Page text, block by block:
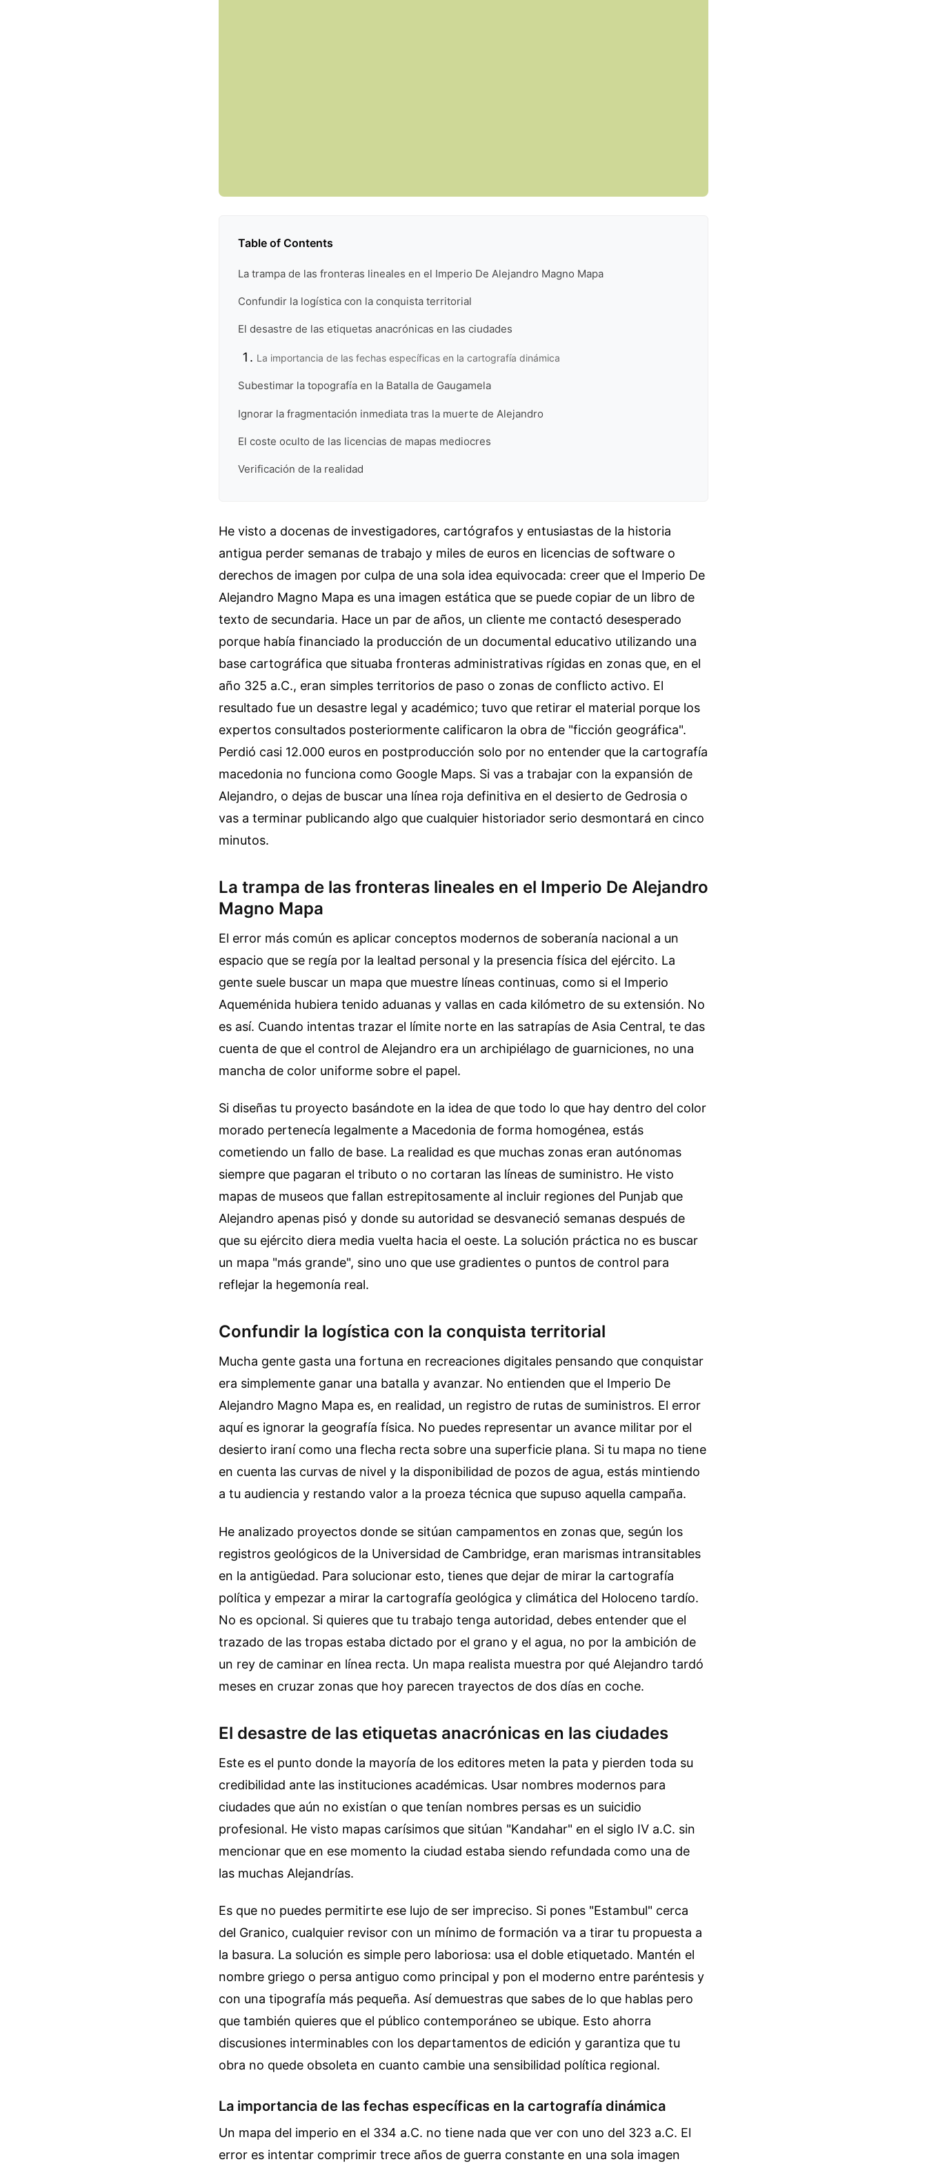
Table of Contents
La trampa de las fronteras lineales en el Imperio De Alejandro Magno Mapa
Confundir la logística con la conquista territorial
El desastre de las etiquetas anacrónicas en las ciudades
La importancia de las fechas específicas en la cartografía dinámica
Subestimar la topografía en la Batalla de Gaugamela
Ignorar la fragmentación inmediata tras la muerte de Alejandro
El coste oculto de las licencias de mapas mediocres
Verificación de la realidad
He visto a docenas de investigadores, cartógrafos y entusiastas de la historia
antigua perder semanas de trabajo y miles de euros en licencias de software o
derechos de imagen por culpa de una sola idea equivocada: creer que el Imperio De
Alejandro Magno Mapa es una imagen estática que se puede copiar de un libro de
texto de secundaria. Hace un par de años, un cliente me contactó desesperado
porque había financiado la producción de un documental educativo utilizando una
base cartográfica que situaba fronteras administrativas rígidas en zonas que, en el
año 325 a.C., eran simples territorios de paso o zonas de conflicto activo. El
resultado fue un desastre legal y académico; tuvo que retirar el material porque los
expertos consultados posteriormente calificaron la obra de "ficción geográfica".
Perdió casi 12.000 euros en postproducción solo por no entender que la cartografía
macedonia no funciona como Google Maps. Si vas a trabajar con la expansión de
Alejandro, o dejas de buscar una línea roja definitiva en el desierto de Gedrosia o
vas a terminar publicando algo que cualquier historiador serio desmontará en cinco
minutos.
La trampa de las fronteras lineales en el Imperio De Alejandro
Magno Mapa
El error más común es aplicar conceptos modernos de soberanía nacional a un
espacio que se regía por la lealtad personal y la presencia física del ejército. La
gente suele buscar un mapa que muestre líneas continuas, como si el Imperio
Aqueménida hubiera tenido aduanas y vallas en cada kilómetro de su extensión. No
es así. Cuando intentas trazar el límite norte en las satrapías de Asia Central, te das
cuenta de que el control de Alejandro era un archipiélago de guarniciones, no una
mancha de color uniforme sobre el papel.
Si diseñas tu proyecto basándote en la idea de que todo lo que hay dentro del color
morado pertenecía legalmente a Macedonia de forma homogénea, estás
cometiendo un fallo de base. La realidad es que muchas zonas eran autónomas
siempre que pagaran el tributo o no cortaran las líneas de suministro. He visto
mapas de museos que fallan estrepitosamente al incluir regiones del Punjab que
Alejandro apenas pisó y donde su autoridad se desvaneció semanas después de
que su ejército diera media vuelta hacia el oeste. La solución práctica no es buscar
un mapa "más grande", sino uno que use gradientes o puntos de control para
reflejar la hegemonía real.
Confundir la logística con la conquista territorial
Mucha gente gasta una fortuna en recreaciones digitales pensando que conquistar
era simplemente ganar una batalla y avanzar. No entienden que el Imperio De
Alejandro Magno Mapa es, en realidad, un registro de rutas de suministros. El error
aquí es ignorar la geografía física. No puedes representar un avance militar por el
desierto iraní como una flecha recta sobre una superficie plana. Si tu mapa no tiene
en cuenta las curvas de nivel y la disponibilidad de pozos de agua, estás mintiendo
a tu audiencia y restando valor a la proeza técnica que supuso aquella campaña.
He analizado proyectos donde se sitúan campamentos en zonas que, según los
registros geológicos de la Universidad de Cambridge, eran marismas intransitables
en la antigüedad. Para solucionar esto, tienes que dejar de mirar la cartografía
política y empezar a mirar la cartografía geológica y climática del Holoceno tardío.
No es opcional. Si quieres que tu trabajo tenga autoridad, debes entender que el
trazado de las tropas estaba dictado por el grano y el agua, no por la ambición de
un rey de caminar en línea recta. Un mapa realista muestra por qué Alejandro tardó
meses en cruzar zonas que hoy parecen trayectos de dos días en coche.
El desastre de las etiquetas anacrónicas en las ciudades
Este es el punto donde la mayoría de los editores meten la pata y pierden toda su
credibilidad ante las instituciones académicas. Usar nombres modernos para
ciudades que aún no existían o que tenían nombres persas es un suicidio
profesional. He visto mapas carísimos que sitúan "Kandahar" en el siglo IV a.C. sin
mencionar que en ese momento la ciudad estaba siendo refundada como una de
las muchas Alejandrías.
Es que no puedes permitirte ese lujo de ser impreciso. Si pones "Estambul" cerca
del Granico, cualquier revisor con un mínimo de formación va a tirar tu propuesta a
la basura. La solución es simple pero laboriosa: usa el doble etiquetado. Mantén el
nombre griego o persa antiguo como principal y pon el moderno entre paréntesis y
con una tipografía más pequeña. Así demuestras que sabes de lo que hablas pero
que también quieres que el público contemporáneo se ubique. Esto ahorra
discusiones interminables con los departamentos de edición y garantiza que tu
obra no quede obsoleta en cuanto cambie una sensibilidad política regional.
La importancia de las fechas específicas en la cartografía dinámica
Un mapa del imperio en el 334 a.C. no tiene nada que ver con uno del 323 a.C. El
error es intentar comprimir trece años de guerra constante en una sola imagen